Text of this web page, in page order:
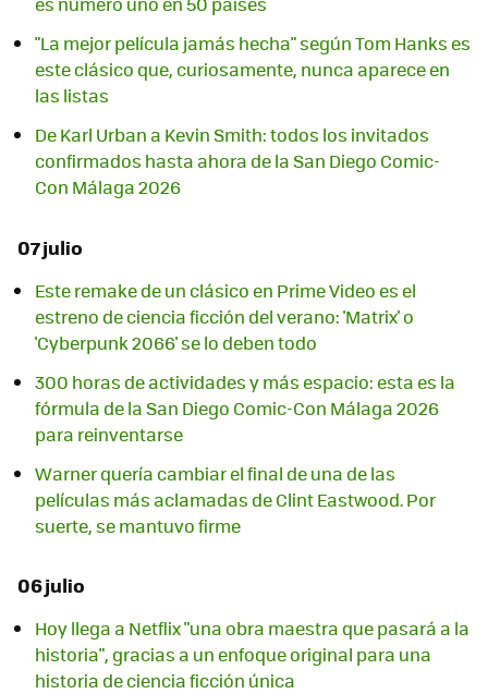
"La mejor película jamás hecha" según Tom Hanks es
este clásico que, curiosamente, nunca aparece en
las listas
De Karl Urban a Kevin Smith: todos los invitados
confirmados hasta ahora de la San Diego Comic-
Con Málaga 2026
07 julio
Este remake de un clásico en Prime Video es el
estreno de ciencia ficción del verano: 'Matrix' o
'Cyberpunk 2066' se lo deben todo
300 horas de actividades y más espacio: esta es la
fórmula de la San Diego Comic-Con Málaga 2026
para reinventarse
Warner quería cambiar el final de una de las
películas más aclamadas de Clint Eastwood. Por
suerte, se mantuvo firme
06 julio
Hoy llega a Netflix "una obra maestra que pasará a la
historia", gracias a un enfoque original para una
historia de ciencia ficción única